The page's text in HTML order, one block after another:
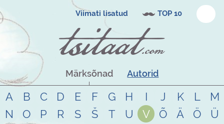
Viimati lisatud TOP 10
Märksõnad Autorid
A B C D E F G H I J K L
M
N
O P R S Š T U V Õ Ä Ö Ü